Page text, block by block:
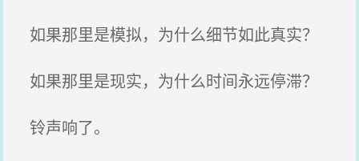
如果那里是模拟，为什么细节如此真实？
如果那里是现实，为什么时间永远停滞？
铃声响了。